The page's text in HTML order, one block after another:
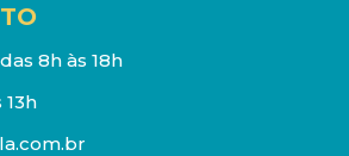
8h às 18h